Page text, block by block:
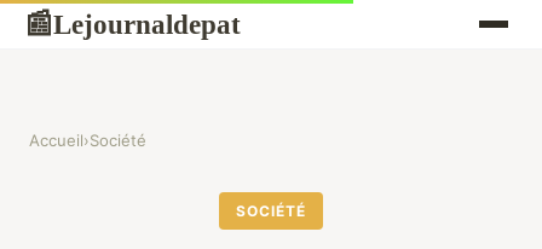
📰Lejournaldepat
Accueil›Société
SOCIÉTÉ